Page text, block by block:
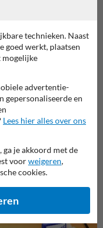
doe-het-zelf
technieken. Naast
goed werkt, plaatsen
mogelijke
advertentie-
gepersonaliseerde en
Lees hier alles over ons
je akkoord met de
voorweigeren,
cookies.